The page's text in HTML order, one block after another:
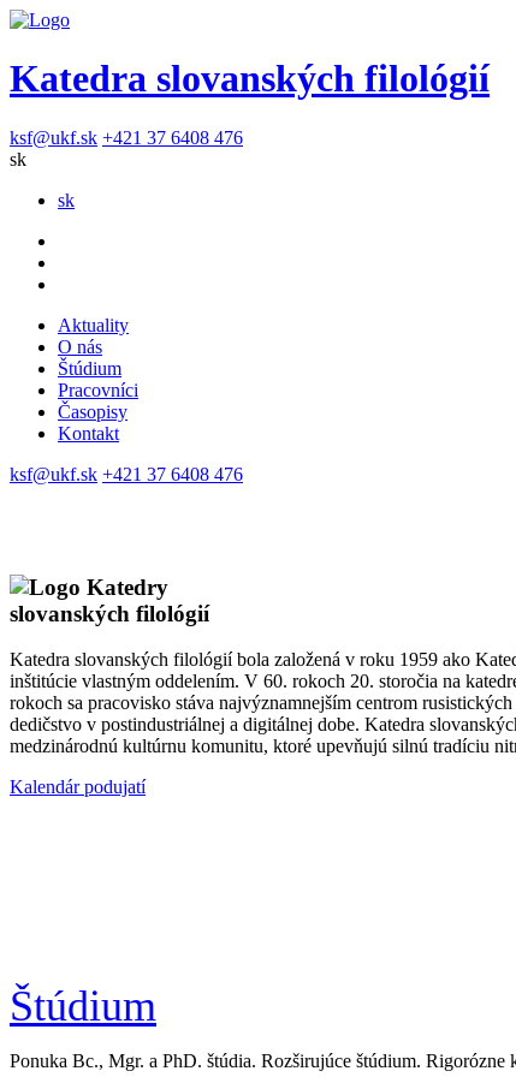
Katedra slovanských filológií
ksf@ukf.sk +421 37 6408 476
sk
sk
Aktuality
O nás
Štúdium
Pracovníci
Časopisy
Kontakt
ksf@ukf.sk +421 37 6408 476
Katedra slovanských filológií bola založená v roku 1959 ako
inštitúcie vlastným oddelením. V 60. rokoch 20. storočia na
rokoch sa pracovisko stáva najvýznamnejším centrom
dedičstvo v postindustriálnej a digitálnej dobe. Katedra
medzinárodnú kultúrnu komunitu, ktoré upevňujú silnú tradíciu
Kalendár podujatí
Štúdium
Ponuka Bc., Mgr. a PhD. štúdia. Rozširujúce štúdium. Rigorózne